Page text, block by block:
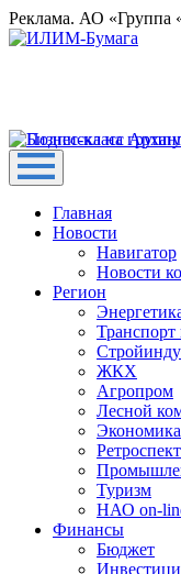
Реклама. АО
Главная
Новости
Навигатор
Новости
Регион
Транспорт
ЖКХ
Агропром
Лесной
Экономика
Туризм
НАО on-
Финансы
Бюджет